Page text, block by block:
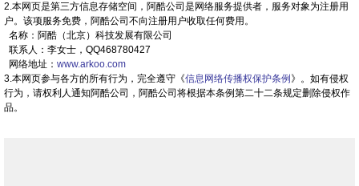
2.本网页是第三方信息存储空间，阿酷公司是网络服务提供者，服务对象为注册用
户。该项服务免费，阿酷公司不向注册用户收取任何费用。
名称：阿酷（北京）科技发展有限公司
联系人：李女士，QQ468780427
网络地址： www.arkoo.com
3.本网页参与各方的所有行为，完全遵守《信息网络传播权保护条例 》。如有侵权
行为，请权利人通知阿酷公司，阿酷公司将根据本条例第二十二条规定删除侵权作
品。